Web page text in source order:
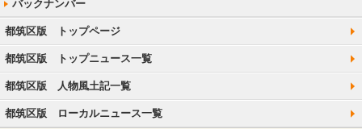
都筑区版 トップページ
都筑区版 トップニュース一覧
都筑区版 人物風土記一覧
都筑区版 ローカルニュース一覧